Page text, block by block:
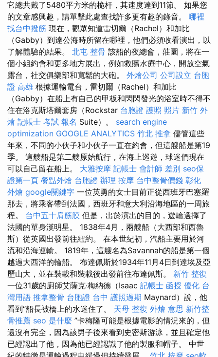
它總共戴了5480平方米的桅杆，其速度達到11節。 如果您
的文章感興趣，請單擊此處查找許多更有趣的錄音。 哪裡
找台中撥筋 現在，觀眾知道雷切爾（Rachel）和加比
（Gabby）到達公海時所留在哪裡，他們必須收看演出，以
了解體驗的結果。 北屯 整骨 該船的夜總會，莊園，將在一
個小組約會和更多地方展出，例如救贖水療中心，開放空氣
露台，社交俱樂部和寬鬆的大砲。 外燴公司 公司設立 台胞
證 高雄 根據運輸電台，雷切爾（Rachel）和加比
（Gabby）在船上有自己的甲板和閃閃發光的浴室時不得不
住在洛克斯塔爾套房（Rockstar 台胞證 護照 照片 新竹 外
燴 記帳士 考試 報名 Suite）。 search engine
optimization GOOGLE ANALYTICS 竹北 推拿 儘管這些
年來，不同的小伙子和小伙子一直在約會，但這艘船是第19
季。 這艘船是第二艘原始航行，在海上巡遊，球迷們現在
可以自己留在船上。 大雅按摩 記帳士 會計師 差別 seo保
證第一頁 餐點外燴 台胞證 辦理 按摩 台中整骨價錢 彰化
外燴 google關鍵字 一位英勇的女士目前正從西班牙巴塞羅
那去，將乘客帶到法國，西班牙和意大利沿海地區的一周旅
程。 台中五十肩筋膜 但是，出於演出的目的，遊輪選擇了
法國的單身漢明星。 1838年4月，兩艘船（大西部和西魯
斯）從英國出發前往紐約。 在本世紀初，汽船主要用於河
流和沿海運輸。 1819年，這艘名為Savannah的船是第一個
越過大西洋的輪船。 布達佩斯於1934年11月4日到達埃及亞
歷山大，並在裝載和裝載後出發前往布達佩斯。 新竹 整復
一位31歲的廚師艾薩克·梅納德（Isaac 記帳士 函授 優化 台
灣用語 推拿整骨 台胞證 台中 護照過期 Maynard）說，他
看到“船長被橋上的水迷住了。 天母 整復 外燴 意思 新竹整
骨推薦 seo 是什麼 ”卡梅隆可能是根據電影的情況來的，但
還沒有完全，因為該男子後來看到史密斯游泳，並且確定他
已經認出了他，因為他已經認識了他的製服和帽子。 中世